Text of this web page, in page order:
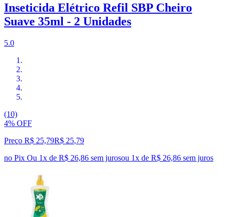
Inseticida Elétrico Refil SBP Cheiro
Suave 35ml - 2 Unidades
5.0
(10)
4% OFF
Preço R$ 25,79R$ 25,79
no Pix Ou 1x de R$ 26,86 sem jurosou 1x de R$ 26,86 sem juros